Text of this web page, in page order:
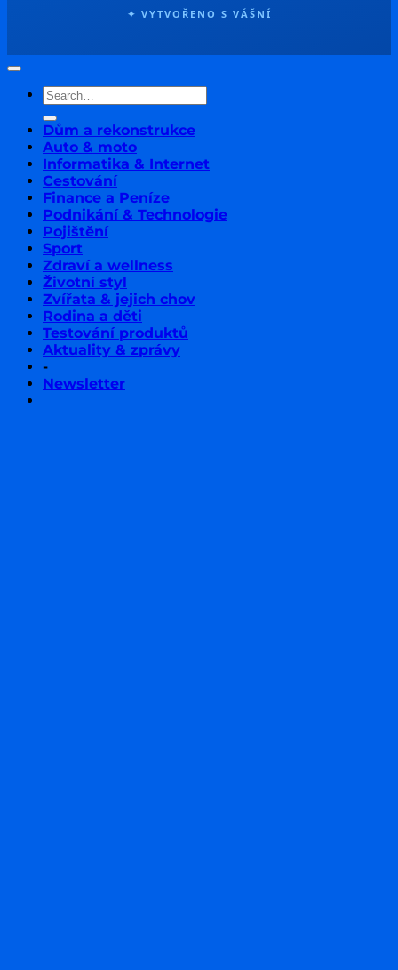
✦ VYTVOŘENO S VÁŠNÍ
Dům a rekonstrukce
Auto & moto
Informatika & Internet
Cestování
Finance a Peníze
Podnikání & Technologie
Pojištění
Sport
Zdraví a wellness
Životní styl
Zvířata & jejich chov
Rodina a děti
Testování produktů
Aktuality & zprávy
-
Newsletter